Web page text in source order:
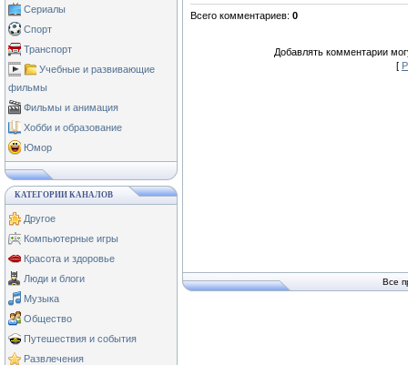
Сериалы
Спорт
Транспорт
Учебные и развивающие
фильмы
Фильмы и анимация
Хобби и образование
Юмор
КАТЕГОРИИ КАНАЛОВ
Другое
Компьютерные игры
Красота и здоровье
Люди и блоги
Музыка
Общество
Путешествия и события
Развлечения
Всего комментариев: 0
Добавлять комментарии
[
Все